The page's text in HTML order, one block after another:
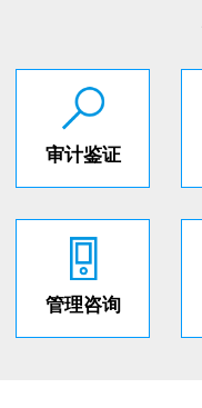
审计鉴证
管理咨询